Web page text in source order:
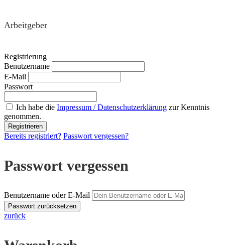
Arbeitgeber
Registrierung
Benutzername
E-Mail
Passwort
Ich habe die Impressum / Datenschutzerklärung zur Kenntnis
genommen.
Bereits registriert? Passwort vergessen?
Passwort vergessen
Benutzername oder E-Mail
zurück